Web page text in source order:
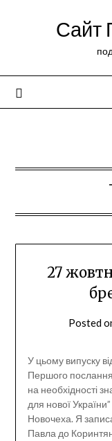
Сайт
27
Posted
У цьому випуску
Першого
на необхідності
для нової
Новочеха. Я
Павла до